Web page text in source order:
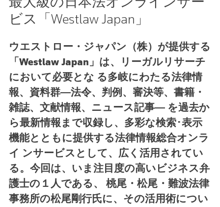
ビス「Westlaw Japan」
ウエストロー・ジャパン（株）が提供する
「Westlaw Japan」は、リーガルリサーチ
において必要とな る多岐にわたる法律情
報、資料群―法令、判例、審決等、書籍・
雑誌、文献情報、ニュース記事― を過去か
ら最新情報まで収録し、多彩な検索･表示
機能とともに提供する法律情報総合オンラ
イ ンサービスとして、広く活用されてい
る。今回は、いま注目度の高いビジネス弁
護士の１人である、 桃尾・松尾・難波法律
事務所の松尾剛行氏に、その活用術につい